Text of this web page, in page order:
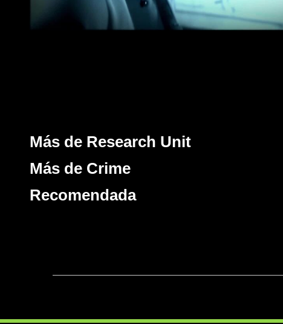
Más de Research Unit
Más de Crime
Recomendada